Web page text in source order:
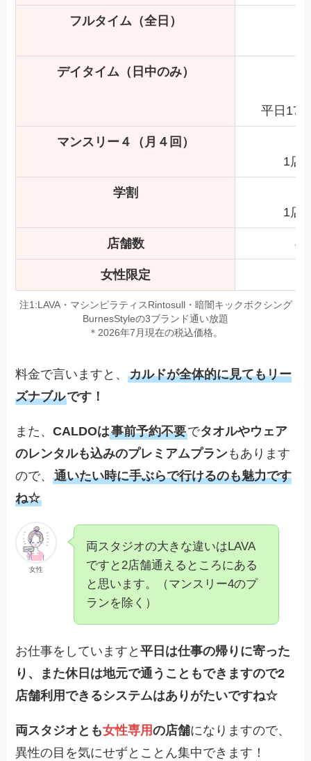
フルタイム（全日）
デイタイム（日中のみ）
平日17
マンスリー４（月４回）
1店
学割
1店
店舗数
女性限定
注1:LAVA・マシンピラティスRintosull・暗闇キックボクシング
BurnesStyleの3ブランド通い放題
＊2026年7月現在の税込価格。
料金で言いますと、カルドが全体的に見てもリー
ズナブルです！
また、CALDOは事前予約不要でタオルやウェア
のレンタルも込みのプレミアムプランもあります
ので、通いたい時に手ぶらで行けるのも魅力です
ね☆
女性
両スタジオの大きな違いはLAVA
ですと2店舗通えるところにある
と思います。（マンスリー4のプ
ランを除く）
お仕事をしていますと平日は仕事の帰りに寄った
り、また休日は地元で通うこともできますので2
店舗利用できるシステムはありがたいですね☆
両スタジオとも女性専用の店舗になりますので、
異性の目を気にせずとことん集中できます！